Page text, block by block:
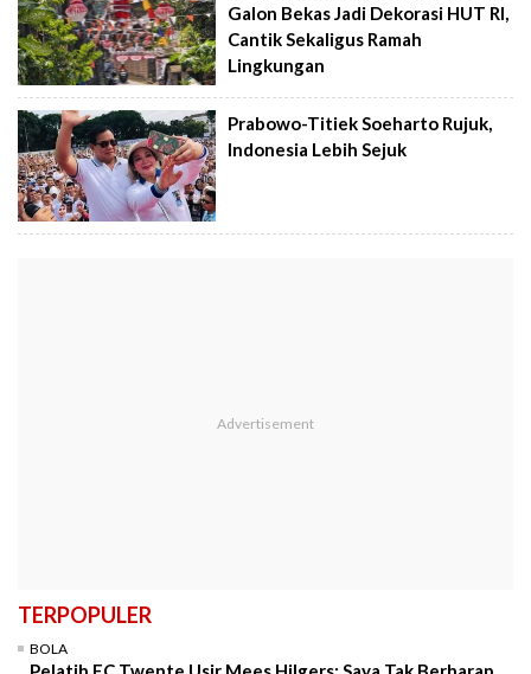
Galon Bekas Jadi Dekorasi HUT RI,
Cantik Sekaligus Ramah
Lingkungan
Prabowo-Titiek Soeharto Rujuk,
Indonesia Lebih Sejuk
TERPOPULER
BOLA